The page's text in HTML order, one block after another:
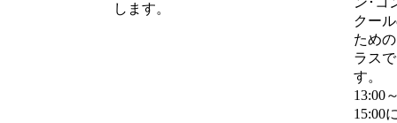
します。
クー
ため
ラスで
す。
13:00
15:00